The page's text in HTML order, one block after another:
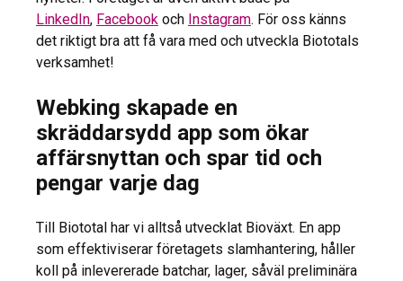
LinkedIn, Facebook och Instagram. För oss känns
det riktigt bra att få vara med och utveckla Biototals
verksamhet!
Webking skapade en
skräddarsydd app som ökar
affärsnyttan och spar tid och
pengar varje dag
Till Biototal har vi alltså utvecklat Bioväxt. En app
som effektiviserar företagets slamhantering, håller
koll på inlevererade batchar, lager, såväl preliminära